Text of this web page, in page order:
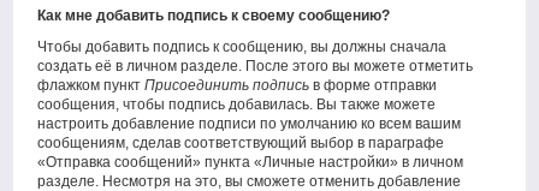
Как мне добавить подпись к своему сообщению?
Чтобы добавить подпись к сообщению, вы должны сначала
создать её в личном разделе. После этого вы можете отметить
флажком пунктПрисоединить подпись в форме отправки
сообщения, чтобы подпись добавилась. Вы также можете
настроить добавление подписи по умолчанию ко всем вашим
сообщениям, сделав соответствующий выбор в параграфе
«Отправка сообщений» пункта «Личные настройки» в личном
разделе. Несмотря на это, вы сможете отменить добавление